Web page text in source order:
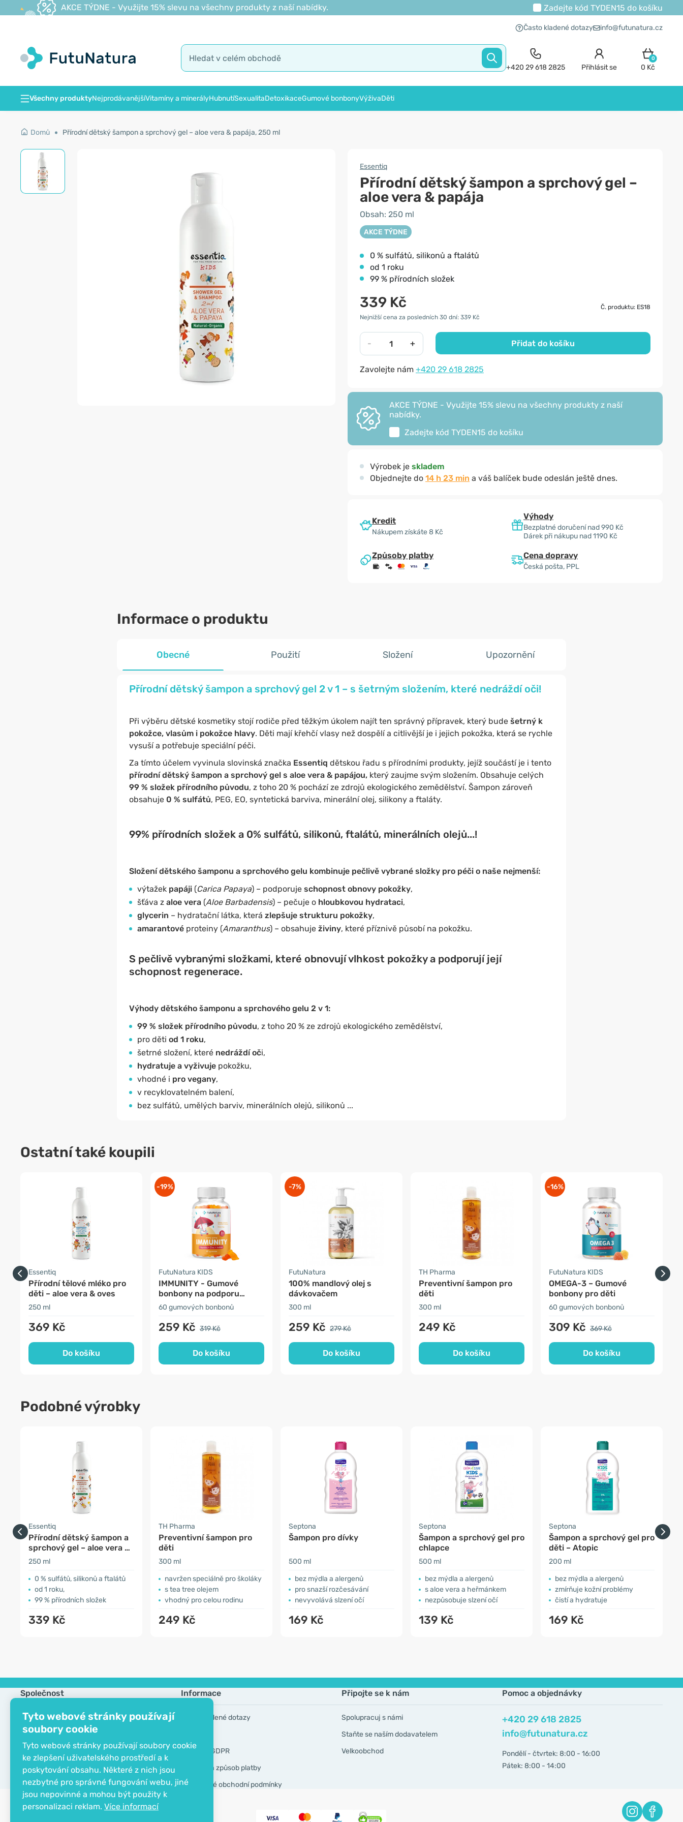
Tyto webové stránky používají
soubory cookie
Tyto webové stránky používají soubory cookie
ke zlepšení uživatelského prostředí a k
poskytování obsahu. Některé z nich jsou
nezbytné pro správné fungování webu, jiné
jsou nepovinné a mohou být použity k
personalizaci reklam. Více informací
AKCE TÝDNE - Využijte 15% slevu na všechny produkty z naší nabídky. Zadejte kód TYDEN15 do košíku
Často kladené dotazy info@futunatura.cz
+420 29 618 2825 Přihlásit se
0
0 Kč
Všechny produktyNejprodávanějšíVitamíny a minerályHubnutíSexualitaDetoxikaceGumové bonbonyVýživaDěti
Domů Přírodní dětský šampon a sprchový gel – aloe vera & papája, 250 ml
Essentiq
Přírodní dětský šampon a sprchový gel –
aloe vera & papája
Obsah: 250 ml
AKCE TÝDNE
0 % sulfátů, silikonů a ftalátů
od 1 roku
99 % přírodních složek
339 Kč
Č. produktu: ES18
Nejnižší cena za posledních 30 dní: 339 Kč
- + Přidat do košíku
Zavolejte nám +420 29 618 2825
AKCE TÝDNE - Využijte 15% slevu na všechny produkty z naší
nabídky.
Zadejte kód TYDEN15 do košíku
Výrobek je skladem
Objednejte do 14 h 22 min a váš balíček bude odeslán ještě dnes.
Kredit
Nákupem získáte 8 Kč
Výhody
Bezplatné doručení nad 990 Kč
Dárek při nákupu nad 1190 Kč
Způsoby platby Cena dopravy
Česká pošta, PPL
Informace o produktu
Obecné Použití Složení Upozornění
Přírodní dětský šampon a sprchový gel 2 v 1 – s šetrným složením, které nedráždí oči!
Při výběru dětské kosmetiky stojí rodiče před těžkým úkolem najít ten správný přípravek, který bude šetrný k
pokožce, vlasům i pokožce hlavy. Děti mají křehčí vlasy než dospělí a citlivější je i jejich pokožka, která se rychle
vysuší a potřebuje speciální péči.
Za tímto účelem vyvinula slovinská značka Essentiq dětskou řadu s přírodními produkty, jejíž součástí je i tento
přírodní dětský šampon a sprchový gel s aloe vera & papájou,který zaujme svým složením. Obsahuje celých
99 % složek přírodního původu, z toho 20 % pochází ze zdrojů ekologického zemědělství. Šampon zároveň
obsahuje 0 % sulfátů, PEG, EO, syntetická barviva, minerální olej, silikony a ftaláty.
99% přírodních složek a 0% sulfátů, silikonů, ftalátů, minerálních olejů...!
Složení dětského šamponu a sprchového gelu kombinuje pečlivě vybrané složky pro péči o naše nejmenší:
výtažek papáji (Carica Papaya) – podporuje schopnost obnovy pokožky,
šťáva z aloe vera(Aloe Barbadensis) – pečuje o hloubkovou hydrataci,
glycerin – hydratační látka, která zlepšuje strukturu pokožky,
amarantové proteiny (Amaranthus) – obsahuje živiny, které příznivě působí na pokožku.
S pečlivě vybranými složkami, které obnovují vlhkost pokožky a podporují její
schopnost regenerace.
Výhody dětského šamponu a sprchového gelu 2 v 1:
99 % složek přírodního původu, z toho 20 % ze zdrojů ekologického zemědělství,
pro děti od 1 roku,
šetrné složení, které nedráždí oči,
hydratuje a vyživujepokožku,
vhodné i pro vegany,
v recyklovatelném balení,
bez sulfátů, umělých barviv, minerálních olejů, silikonů ...
Ostatní také koupili
Essentiq
Přírodní tělové mléko pro
děti – aloe vera & oves
250 ml
369 Kč
Do košíku
-19%
FutuNatura KIDS
IMMUNITY - Gumové
bonbony na podporu
imunity pro děti
60 gumových bonbonů
259 Kč 319 Kč
Do košíku
-7%
FutuNatura
100% mandlový olej s
dávkovačem
300 ml
259 Kč 279 Kč
Do košíku
TH Pharma
Preventivní šampon pro
děti
300 ml
249 Kč
Do košíku
-16%
FutuNatura KIDS
OMEGA-3 – Gumové
bonbony pro děti
60 gumových bonbonů
309 Kč 369 Kč
Do košíku
Podobné výrobky
Essentiq
Přírodní dětský šampon a
sprchový gel – aloe vera &
oves
250 ml
0 % sulfátů, silikonů a ftalátů
od 1 roku,
99 % přírodních složek
339 Kč
TH Pharma
Preventivní šampon pro
děti
300 ml
navržen speciálně pro školáky
s tea tree olejem
vhodný pro celou rodinu
249 Kč
Septona
Šampon pro dívky
500 ml
bez mýdla a alergenů
pro snazší rozčesávání
nevyvolává slzení očí
169 Kč
Septona
Šampon a sprchový gel pro
chlapce
500 ml
bez mýdla a alergenů
s aloe vera a heřmánkem
nezpůsobuje slzení očí
139 Kč
Septona
Šampon a sprchový gel pro
děti – Atopic
200 ml
bez mýdla a alergenů
zmírňuje kožní problémy
čistí a hydratuje
169 Kč
Společnost
Kontakt
O společnosti
EKO certifikát
Informace
Často kladené dotazy
Nástroje GDPR
Doprava a způsob platby
Všeobecné obchodní podmínky
Připojte se k nám
Spolupracuj s námi
Staňte se naším dodavatelem
Velkoobchod
Pomoc a objednávky
+420 29 618 2825
info@futunatura.cz
Pondělí - čtvrtek: 8:00 - 16:00
Pátek: 8:00 - 14:00